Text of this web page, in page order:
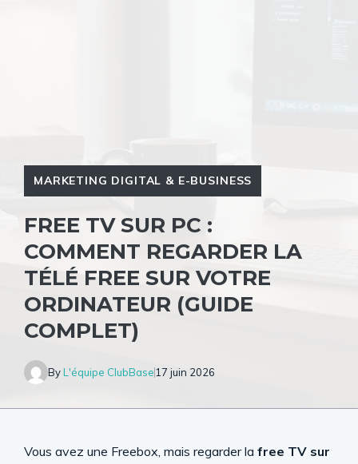
MARKETING DIGITAL & E-BUSINESS
FREE TV SUR PC :
COMMENT REGARDER LA
TÉLÉ FREE SUR VOTRE
ORDINATEUR (GUIDE
COMPLET)
ByL'équipe ClubBase 17 juin 2026
Vous avez une Freebox, mais regarder la free TV sur